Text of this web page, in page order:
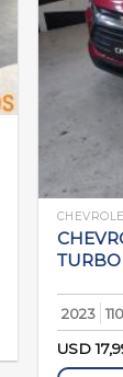
2023
USD